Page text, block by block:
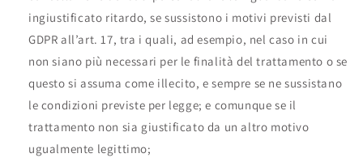
ingiustificato ritardo, se sussistono i motivi previsti dal
GDPR all’art. 17, tra i quali, ad esempio, nel caso in cui
non siano più necessari per le finalità del trattamento o se
questo si assuma come illecito, e sempre se ne sussistano
le condizioni previste per legge; e comunque se il
trattamento non sia giustificato da un altro motivo
ugualmente legittimo;